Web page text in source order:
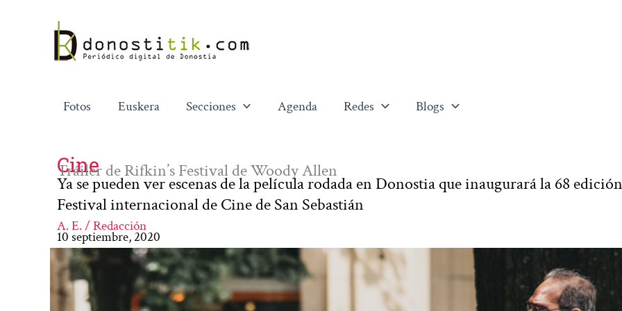
contenido
Fotos Euskera Secciones Agenda Redes Blogs
Cine
Tráiler de Rifkin’s Festival de Woody Allen
Ya se pueden ver escenas de la película rodada en Donostia que inaugurará la 68
Festival internacional de Cine de San Sebastián
A. E. / Redacción
10 septiembre, 2020